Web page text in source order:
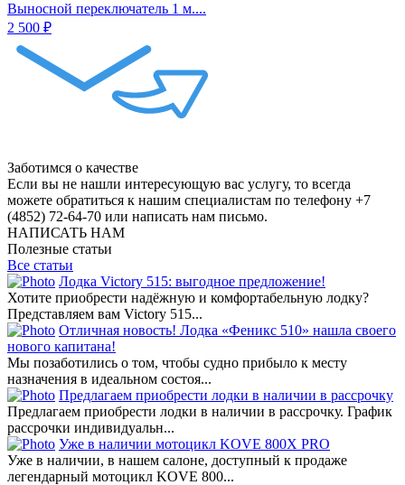
Выносной переключатель 1 м....
2 500 ₽
Заботимся о качестве
Если вы не нашли интересующую вас услугу, то всегда
можете обратиться к нашим специалистам по телефону +7
(4852) 72-64-70 или написать нам письмо.
НАПИСАТЬ НАМ
Полезные статьи
Все статьи
Лодка Victory 515: выгодное предложение!
Хотите приобрести надёжную и комфортабельную лодку?
Представляем вам Victory 515...
Отличная новость! Лодка «Феникс 510» нашла своего
нового капитана!
Мы позаботились о том, чтобы судно прибыло к месту
назначения в идеальном состоя...
Предлагаем приобрести лодки в наличии в рассрочку
Предлагаем приобрести лодки в наличии в рассрочку. График
рассрочки индивидуальн...
Уже в наличии мотоцикл KOVE 800X PRO
Уже в наличии, в нашем салоне, доступный к продаже
легендарный мотоцикл KOVE 800...